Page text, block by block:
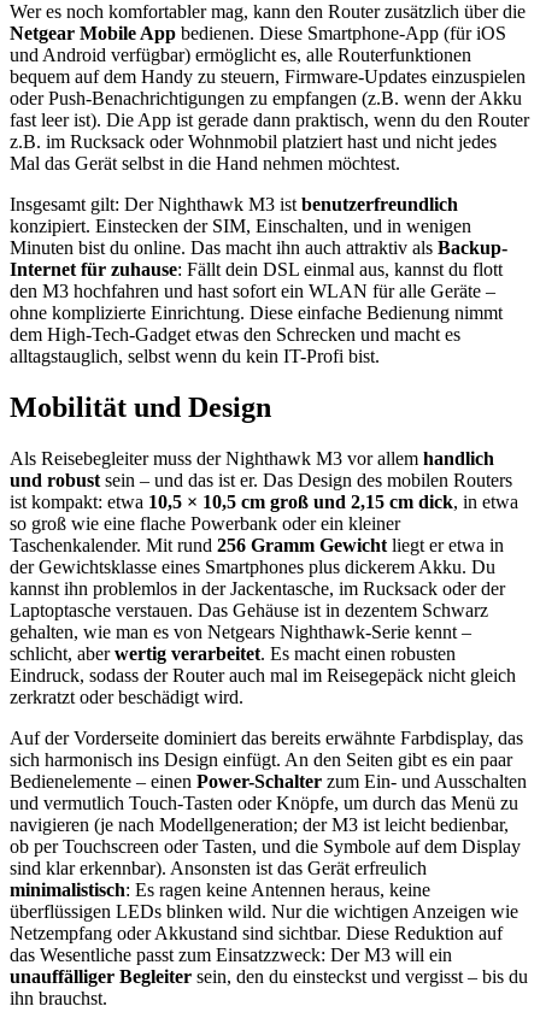
Wer es noch komfortabler mag, kann den Router zusätzlich über die
Netgear Mobile App bedienen. Diese Smartphone-App (für iOS
und Android verfügbar) ermöglicht es, alle Routerfunktionen
bequem auf dem Handy zu steuern, Firmware-Updates einzuspielen
oder Push-Benachrichtigungen zu empfangen (z.B. wenn der Akku
fast leer ist). Die App ist gerade dann praktisch, wenn du den Router
z.B. im Rucksack oder Wohnmobil platziert hast und nicht jedes
Mal das Gerät selbst in die Hand nehmen möchtest.
Insgesamt gilt: Der Nighthawk M3 istbenutzerfreundlich
konzipiert. Einstecken der SIM, Einschalten, und in wenigen
Minuten bist du online. Das macht ihn auch attraktiv als Backup-
Internet für zuhause: Fällt dein DSL einmal aus, kannst du flott
den M3 hochfahren und hast sofort ein WLAN für alle Geräte –
ohne komplizierte Einrichtung. Diese einfache Bedienung nimmt
dem High-Tech-Gadget etwas den Schrecken und macht es
alltagstauglich, selbst wenn du kein IT-Profi bist.
Mobilität und Design
Als Reisebegleiter muss der Nighthawk M3 vor allem handlich
und robust sein – und das ist er. Das Design des mobilen Routers
ist kompakt: etwa 10,5 × 10,5 cm groß und 2,15 cm dick, in etwa
so groß wie eine flache Powerbank oder ein kleiner
Taschenkalender. Mit rund 256 Gramm Gewicht liegt er etwa in
der Gewichtsklasse eines Smartphones plus dickerem Akku. Du
kannst ihn problemlos in der Jackentasche, im Rucksack oder der
Laptoptasche verstauen. Das Gehäuse ist in dezentem Schwarz
gehalten, wie man es von Netgears Nighthawk-Serie kennt –
schlicht, aberwertig verarbeitet. Es macht einen robusten
Eindruck, sodass der Router auch mal im Reisegepäck nicht gleich
zerkratzt oder beschädigt wird.
Auf der Vorderseite dominiert das bereits erwähnte Farbdisplay, das
sich harmonisch ins Design einfügt. An den Seiten gibt es ein paar
Bedienelemente – einen Power-Schalter zum Ein- und Ausschalten
und vermutlich Touch-Tasten oder Knöpfe, um durch das Menü zu
navigieren (je nach Modellgeneration; der M3 ist leicht bedienbar,
ob per Touchscreen oder Tasten, und die Symbole auf dem Display
sind klar erkennbar). Ansonsten ist das Gerät erfreulich
minimalistisch: Es ragen keine Antennen heraus, keine
überflüssigen LEDs blinken wild. Nur die wichtigen Anzeigen wie
Netzempfang oder Akkustand sind sichtbar. Diese Reduktion auf
das Wesentliche passt zum Einsatzzweck: Der M3 will ein
unauffälliger Begleiter sein, den du einsteckst und vergisst – bis du
ihn brauchst.